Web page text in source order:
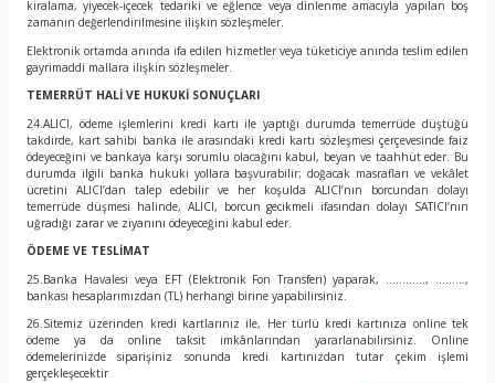
kiralama, yiyecek-içecek tedariki ve eğlence veya dinlenme amacıyla yapılan boş
zamanın değerlendirilmesine ilişkin sözleşmeler.
Elektronik ortamda anında ifa edilen hizmetler veya tüketiciye anında teslim edilen
gayrimaddi mallara ilişkin sözleşmeler.
TEMERRÜT HALİ VE HUKUKİ SONUÇLARI
24.ALICI, ödeme işlemlerini kredi kartı ile yaptığı durumda temerrüde düştüğü
takdirde, kart sahibi banka ile arasındaki kredi kartı sözleşmesi çerçevesinde faiz
ödeyeceğini ve bankaya karşı sorumlu olacağını kabul, beyan ve taahhüt eder. Bu
durumda ilgili banka hukuki yollara başvurabilir; doğacak masrafları ve vekâlet
ücretini ALICI’dan talep edebilir ve her koşulda ALICI’nın borcundan dolayı
temerrüde düşmesi halinde, ALICI, borcun gecikmeli ifasından dolayı SATICI’nın
uğradığı zarar ve ziyanını ödeyeceğini kabul eder.
ÖDEME VE TESLİMAT
25.Banka Havalesi veya EFT (Elektronik Fon Transferi) yaparak, ............, .........,
bankası hesaplarımızdan (TL) herhangi birine yapabilirsiniz.
26.Sitemiz üzerinden kredi kartlarınız ile, Her türlü kredi kartınıza online tek
ödeme ya da online taksit imkânlarından yararlanabilirsiniz. Online
ödemelerinizde siparişiniz sonunda kredi kartınızdan tutar çekim işlemi
gerçekleşecektir